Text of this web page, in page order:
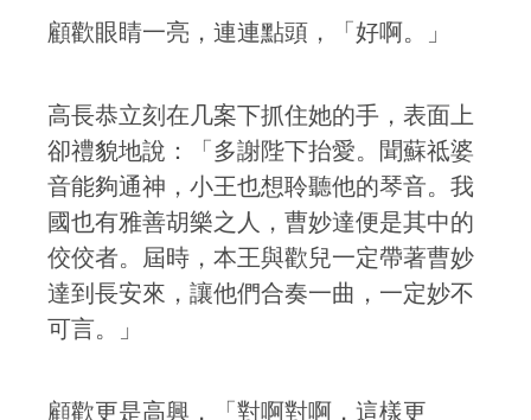
顧歡眼睛一亮，連連點頭，「好啊。」
高長恭立刻在几案下抓住她的手，表面上
卻禮貌地說：「多謝陛下抬愛。聞蘇祗婆
音能夠通神，小王也想聆聽他的琴音。我
國也有雅善胡樂之人，曹妙達便是其中的
佼佼者。屆時，本王與歡兒一定帶著曹妙
達到長安來，讓他們合奏一曲，一定妙不
可言。」
顧歡更是高興，「對啊對啊，這樣更